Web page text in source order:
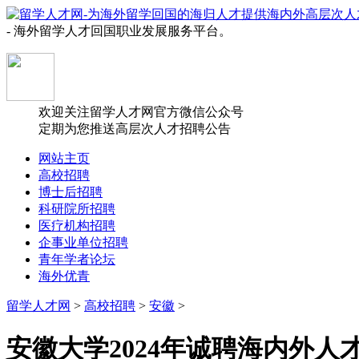
- 海外留学人才回国职业发展服务平台。
欢迎关注留学人才网官方微信公众号
定期为您推送高层次人才招聘公告
网站主页
高校招聘
博士后招聘
科研院所招聘
医疗机构招聘
企事业单位招聘
青年学者论坛
海外优青
留学人才网 > 高校招聘 > 安徽 >
安徽大学2024年诚聘海内外人